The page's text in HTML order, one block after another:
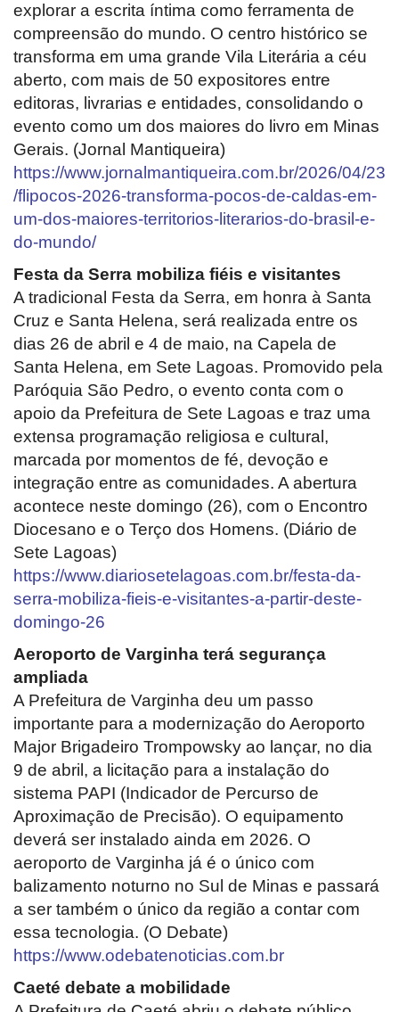
explorar a escrita íntima como ferramenta de
compreensão do mundo. O centro histórico se
transforma em uma grande Vila Literária a céu
aberto, com mais de 50 expositores entre
editoras, livrarias e entidades, consolidando o
evento como um dos maiores do livro em Minas
Gerais. (Jornal Mantiqueira)
https://www.jornalmantiqueira.com.br/2026/04/23
/flipocos-2026-transforma-pocos-de-caldas-em-
um-dos-maiores-territorios-literarios-do-brasil-e-
do-mundo/
Festa da Serra mobiliza fiéis e visitantes
A tradicional Festa da Serra, em honra à Santa
Cruz e Santa Helena, será realizada entre os
dias 26 de abril e 4 de maio, na Capela de
Santa Helena, em Sete Lagoas. Promovido pela
Paróquia São Pedro, o evento conta com o
apoio da Prefeitura de Sete Lagoas e traz uma
extensa programação religiosa e cultural,
marcada por momentos de fé, devoção e
integração entre as comunidades. A abertura
acontece neste domingo (26), com o Encontro
Diocesano e o Terço dos Homens. (Diário de
Sete Lagoas)
https://www.diariosetelagoas.com.br/festa-da-
serra-mobiliza-fieis-e-visitantes-a-partir-deste-
domingo-26
Aeroporto de Varginha terá segurança
ampliada
A Prefeitura de Varginha deu um passo
importante para a modernização do Aeroporto
Major Brigadeiro Trompowsky ao lançar, no dia
9 de abril, a licitação para a instalação do
sistema PAPI (Indicador de Percurso de
Aproximação de Precisão). O equipamento
deverá ser instalado ainda em 2026. O
aeroporto de Varginha já é o único com
balizamento noturno no Sul de Minas e passará
a ser também o único da região a contar com
essa tecnologia. (O Debate)
https://www.odebatenoticias.com.br
Caeté debate a mobilidade